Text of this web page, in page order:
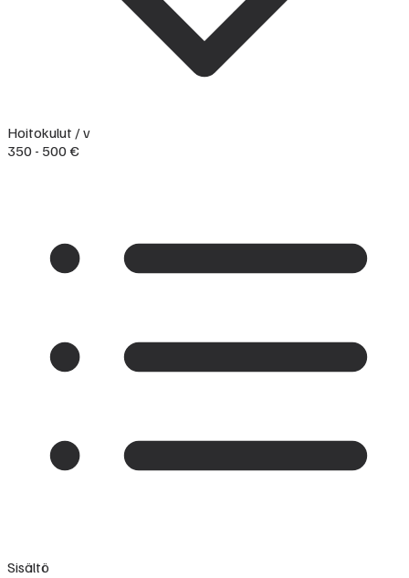
Hoitokulut / v
350 - 500 €
Sisältö